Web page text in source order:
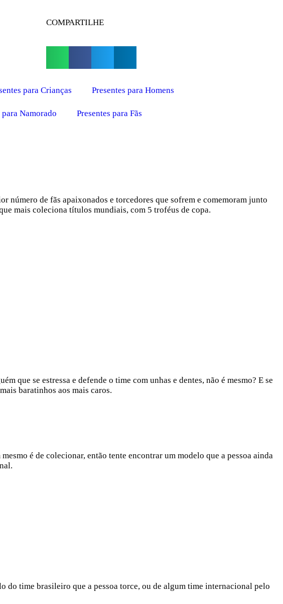
COMPARTILHE
para Crianças Presentes para Homens
para Namorado Presentes para Fãs
número de fãs apaixonados e torcedores que sofrem e comemoram junto
mais coleciona títulos mundiais, com 5 troféus de copa.
que se estressa e defende o time com unhas e dentes, não é mesmo? E se
baratinhos aos mais caros.
é de colecionar, então tente encontrar um modelo que a pessoa ainda
do time brasileiro que a pessoa torce, ou de algum time internacional pelo